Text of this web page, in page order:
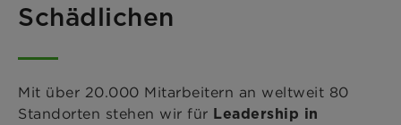
Schädlichen
Mit über 20.000 Mitarbeitern an weltweit 80
Standorten stehen wir für Leadership in